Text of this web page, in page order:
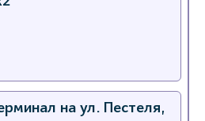
на ул. Пестеля,